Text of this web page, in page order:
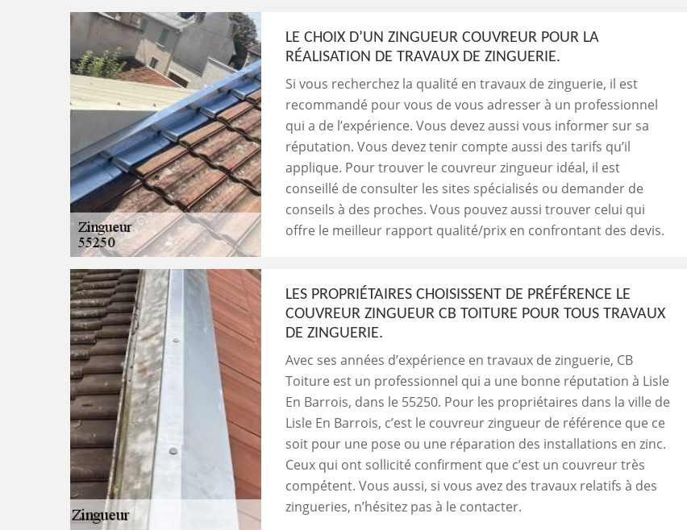
LE CHOIX D’UN ZINGUEUR COUVREUR POUR LA
RÉALISATION DE TRAVAUX DE ZINGUERIE.
Si vous recherchez la qualité en travaux de zinguerie, il est
recommandé pour vous de vous adresser à un professionnel
qui a de l’expérience. Vous devez aussi vous informer sur sa
réputation. Vous devez tenir compte aussi des tarifs qu’il
applique. Pour trouver le couvreur zingueur idéal, il est
conseillé de consulter les sites spécialisés ou demander de
conseils à des proches. Vous pouvez aussi trouver celui qui
offre le meilleur rapport qualité/prix en confrontant des devis.
LES PROPRIÉTAIRES CHOISISSENT DE PRÉFÉRENCE LE
COUVREUR ZINGUEUR CB TOITURE POUR TOUS TRAVAUX
DE ZINGUERIE.
Avec ses années d’expérience en travaux de zinguerie, CB
Toiture est un professionnel qui a une bonne réputation à Lisle
En Barrois, dans le 55250. Pour les propriétaires dans la ville de
Lisle En Barrois, c’est le couvreur zingueur de référence que ce
soit pour une pose ou une réparation des installations en zinc.
Ceux qui ont sollicité confirment que c’est un couvreur très
compétent. Vous aussi, si vous avez des travaux relatifs à des
zingueries, n’hésitez pas à le contacter.